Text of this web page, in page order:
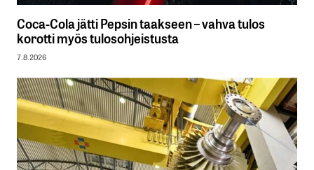
Coca-Cola jätti Pepsin taakseen – vahva tulos
korotti myös tulosohjeistusta
7.8.2026